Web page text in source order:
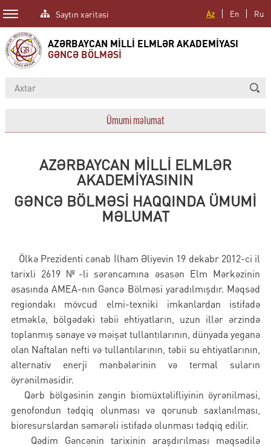
Az En Ru
Saytın xəritəsi
AZƏRBAYCAN MİLLİ ELMLƏR AKADEMİYASI
GƏNCƏ BÖLMƏSİ
Ümumi məlumat
AZƏRBAYCAN MİLLİ ELMLƏR
AKADEMİYASININ
GƏNCƏ BÖLMƏSİ HAQQINDA ÜMUMİ
MƏLUMAT
Ölkə Prezidenti cənab İlham Əliyevin 19 dekabr 2012-ci il
tarixli 2619 №-li sərəncamına əsasən Elm Mərkəzinin
əsasında AMEA-nın Gəncə Bölməsi yaradılmışdır. Məqsəd
regiondakı mövcud elmi-texniki imkanlardan istifadə
etməklə, bölgədəki təbii ehtiyatların, uzun illər ərzində
toplanmış sənaye və məişət tullantılarının, dünyada yeganə
olan Naftalan nefti və tullantılarının, təbii su ehtiyatlarının,
alternativ enerji mənbələrinin və termal suların
öyrənilməsidir.
Qərb bölgəsinin zəngin biomüxtəlifliyinin öyrənilməsi,
genofondun tədqiq olunması və qorunub saxlanılması,
bioresurslardan səmərəli istifadə olunması tədqiq edilir.
Qədim Gəncənin tarixinin araşdırılması məqsədilə